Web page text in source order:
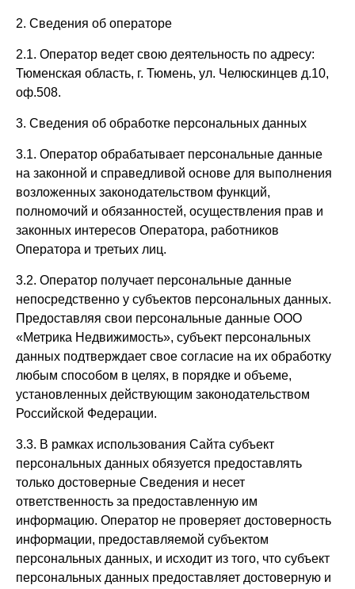
2. Сведения об операторе
2.1. Оператор ведет свою деятельность по адресу:
Тюменская область, г. Тюмень, ул. Челюскинцев д.10,
оф.508.
3. Сведения об обработке персональных данных
3.1. Оператор обрабатывает персональные данные
на законной и справедливой основе для выполнения
возложенных законодательством функций,
полномочий и обязанностей, осуществления прав и
законных интересов Оператора, работников
Оператора и третьих лиц.
3.2. Оператор получает персональные данные
непосредственно у субъектов персональных данных.
Предоставляя свои персональные данные ООО
«Метрика Недвижимость», субъект персональных
данных подтверждает свое согласие на их обработку
любым способом в целях, в порядке и объеме,
установленных действующим законодательством
Российской Федерации.
3.3. В рамках использования Сайта субъект
персональных данных обязуется предоставлять
только достоверные Сведения и несет
ответственность за предоставленную им
информацию. Оператор не проверяет достоверность
информации, предоставляемой субъектом
персональных данных, и исходит из того, что субъект
персональных данных предоставляет достоверную и